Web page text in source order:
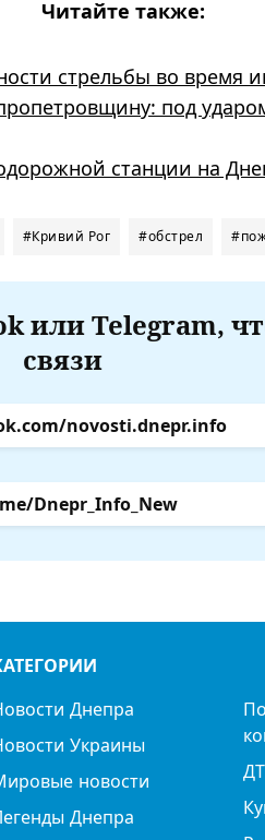
Читайте также:
стрельбы во время
под
станции на
#Кривий Рог #обстрел
или Telegram,
связи
novosti.dnepr.info
Dnepr_Info_New
Днепра
Украины
новости
Днепра